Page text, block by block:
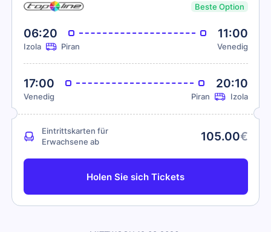
Beste Option
06:20 11:00
Izola Piran Venedig
17:00 20:10
Venedig Piran Izola
Eintrittskarten für
Erwachsene ab
105.00€
Holen Sie sich Tickets